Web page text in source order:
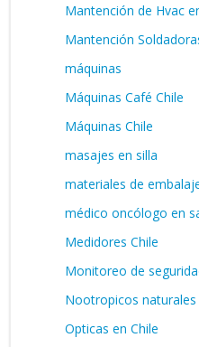
Mantención de Hvac
Mantención
máquinas
Máquinas Café Chile
Máquinas Chile
masajes en silla
materiales de
médico oncólogo en
Medidores Chile
Monitoreo de
Nootropicos naturales
Opticas en Chile